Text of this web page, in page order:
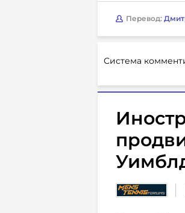
Перевод:
Система